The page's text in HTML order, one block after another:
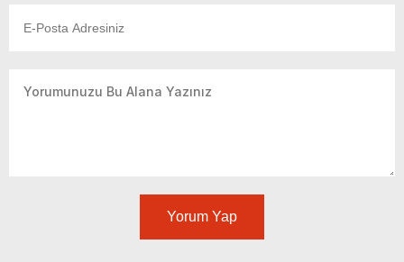
Yorum Yap